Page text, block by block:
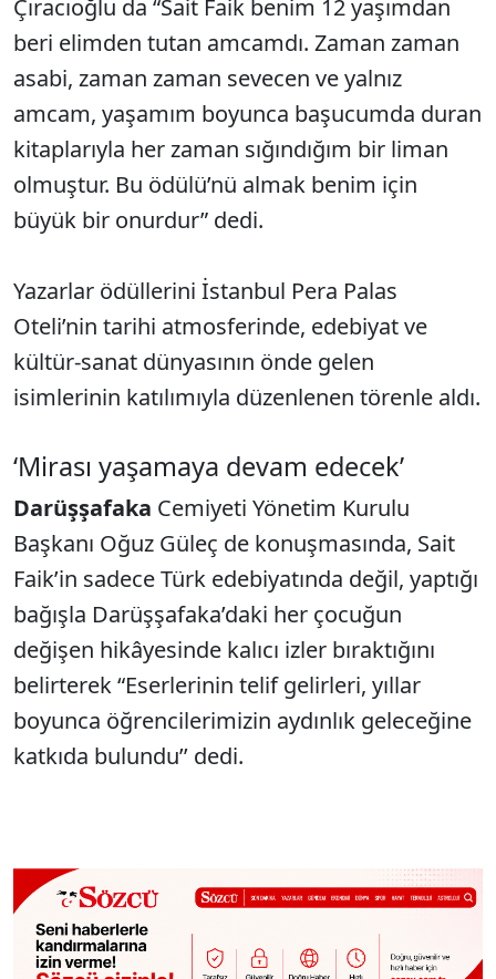
Çıracıoğlu da “Sait Faik benim 12 yaşımdan
beri elimden tutan amcamdı. Zaman zaman
asabi, zaman zaman sevecen ve yalnız
amcam, yaşamım boyunca başucumda duran
kitaplarıyla her zaman sığındığım bir liman
olmuştur. Bu ödülü’nü almak benim için
büyük bir onurdur” dedi.
Yazarlar ödüllerini İstanbul Pera Palas
Oteli’nin tarihi atmosferinde, edebiyat ve
kültür-sanat dünyasının önde gelen
isimlerinin katılımıyla düzenlenen törenle aldı.
‘Mirası yaşamaya devam edecek’
Darüşşafaka Cemiyeti Yönetim Kurulu
Başkanı Oğuz Güleç de konuşmasında, Sait
Faik’in sadece Türk edebiyatında değil, yaptığı
bağışla Darüşşafaka’daki her çocuğun
değişen hikâyesinde kalıcı izler bıraktığını
belirterek “Eserlerinin telif gelirleri, yıllar
boyunca öğrencilerimizin aydınlık geleceğine
katkıda bulundu’’ dedi.